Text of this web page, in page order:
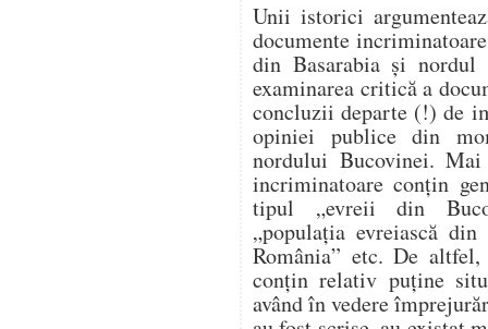
Unii istorici
documente
din Basarabia și nordul
examinarea critică a
concluzii departe (!) de
opiniei publice din
nordului Bucovinei.
incriminatoare conțin
tipul „evreii din
„populația evreiască
România” etc. De
conțin relativ puține
având în vedere